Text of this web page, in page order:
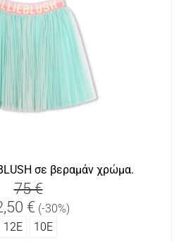
σε βεραμάν χρώμα.
75 €
€ (-30%)
12Ε
10Ε